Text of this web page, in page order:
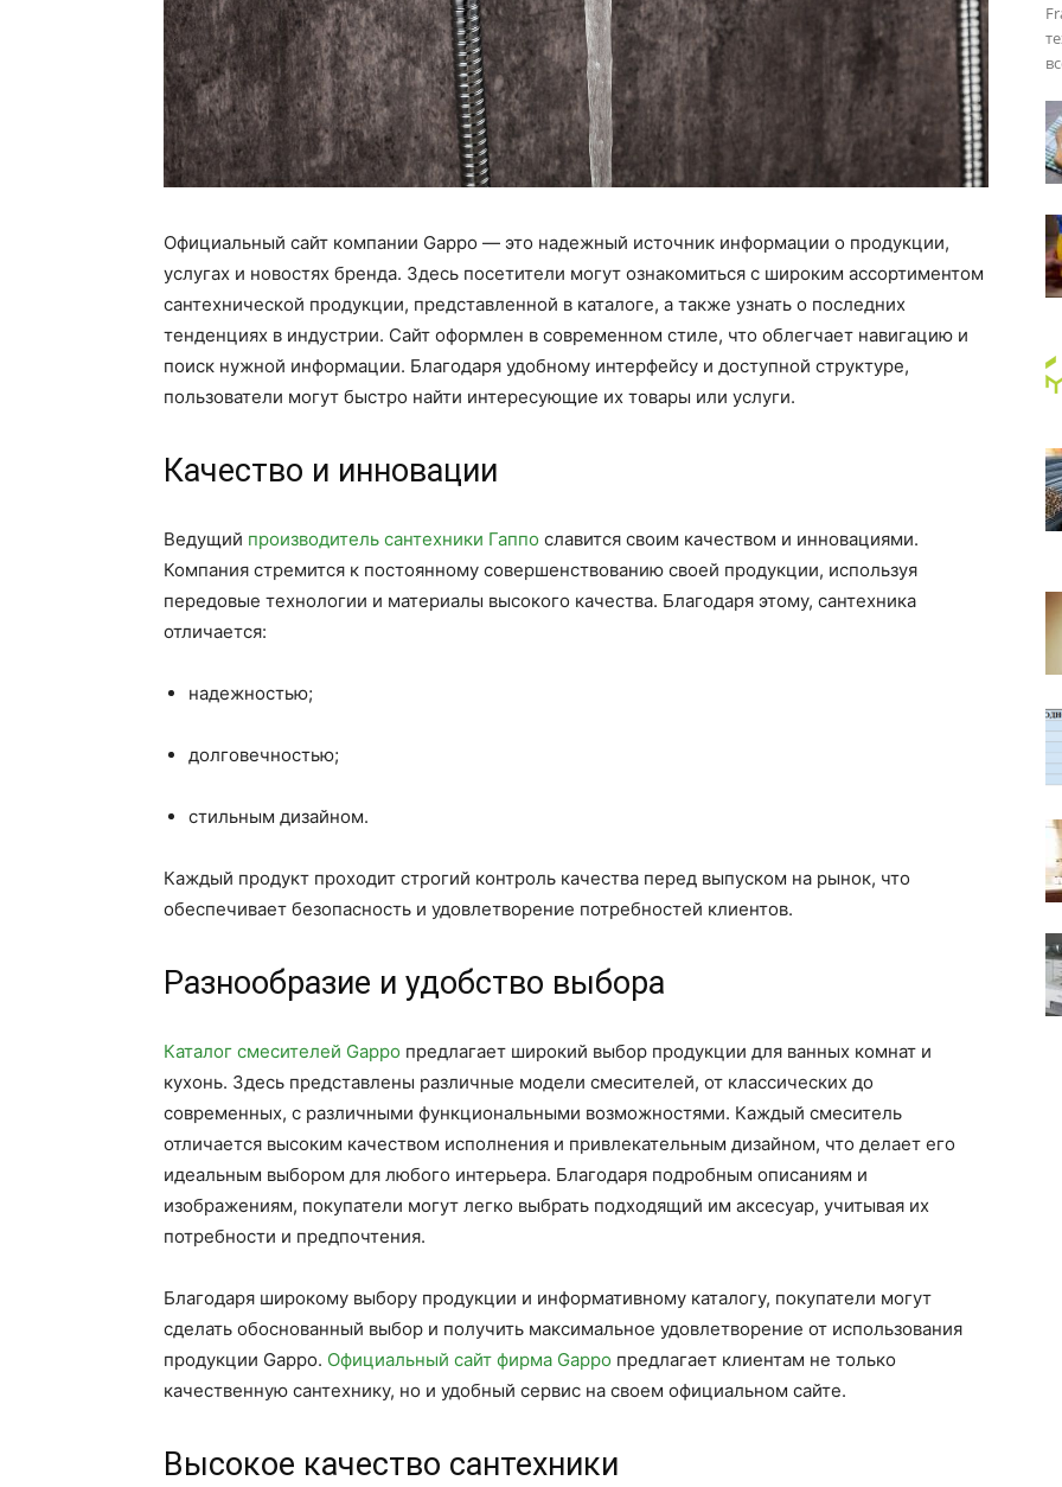
Официальный сайт компании Gappo — это надежный источник информации о продукции,
услугах и новостях бренда. Здесь посетители могут ознакомиться с широким ассортиментом
сантехнической продукции, представленной в каталоге, а также узнать о последних
тенденциях в индустрии. Сайт оформлен в современном стиле, что облегчает навигацию и
поиск нужной информации. Благодаря удобному интерфейсу и доступной структуре,
пользователи могут быстро найти интересующие их товары или услуги.
Качество и инновации
Ведущий производитель сантехники Гаппо славится своим качеством и инновациями.
Компания стремится к постоянному совершенствованию своей продукции, используя
передовые технологии и материалы высокого качества. Благодаря этому, сантехника
отличается:
надежностью;
долговечностью;
стильным дизайном.
Каждый продукт проходит строгий контроль качества перед выпуском на рынок, что
обеспечивает безопасность и удовлетворение потребностей клиентов.
Разнообразие и удобство выбора
Каталог смесителей Gappo предлагает широкий выбор продукции для ванных комнат и
кухонь. Здесь представлены различные модели смесителей, от классических до
современных, с различными функциональными возможностями. Каждый смеситель
отличается высоким качеством исполнения и привлекательным дизайном, что делает его
идеальным выбором для любого интерьера. Благодаря подробным описаниям и
изображениям, покупатели могут легко выбрать подходящий им аксесуар, учитывая их
потребности и предпочтения.
Благодаря широкому выбору продукции и информативному каталогу, покупатели могут
сделать обоснованный выбор и получить максимальное удовлетворение от использования
продукции Gappo. Официальный сайт фирма Gappo предлагает клиентам не только
качественную сантехнику, но и удобный сервис на своем официальном сайте.
Высокое качество сантехники